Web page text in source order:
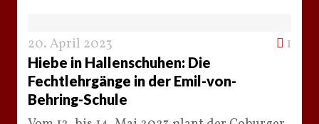
20. April 2023 1
Hiebe in Hallenschuhen: Die
Fechtlehrgänge in der Emil-von-
Behring-Schule